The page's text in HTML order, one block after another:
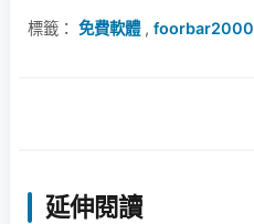
標籤： 免費軟體, foorbar2000
延伸閱讀